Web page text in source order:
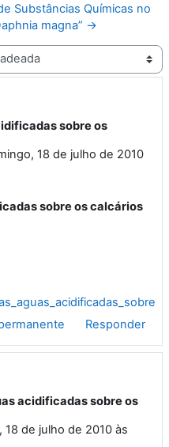
Substâncias Químicas no
magna” →
sobre os
18 de julho de 2010
sobre os calcários
Responder
acidificadas sobre os
18 de julho de 2010 às